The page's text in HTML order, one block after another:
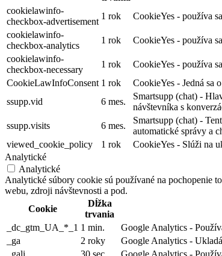
cookielawinfo-
checkbox-advertisement
1 rok
CookieYes - používa
cookielawinfo-
checkbox-analytics
1 rok
CookieYes - používa
cookielawinfo-
checkbox-necessary
1 rok
CookieYes - používa
CookieLawInfoConsent 1 rok
CookieYes - Jedná sa
ssupp.vid
6 mes.
Smartsupp (chat) -
návštevníka s
ssupp.visits
6 mes.
Smartsupp (chat) -
automatické správy a
viewed_cookie_policy
1 rok
CookieYes - Slúži na
Analytické
Analytické
Analytické súbory cookie sú používané na pochopenie
webu, zdroji návštevnosti a pod.
Cookie
Dĺžka
trvania
_dc_gtm_UA_*_1 1 min.
Google Analytics -
_ga
2 roky
Google Analytics -